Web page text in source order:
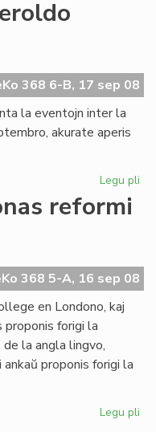
368 6-B, 17 sep 08
la eventojn inter la
akurate aperis
Legu pli
reformi
368 5-A, 16 sep 08
en Londono, kaj
forigi la
la angla lingvo,
proponis forigi la
Legu pli